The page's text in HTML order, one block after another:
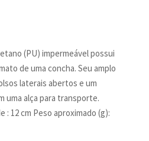
(PU) impermeável possui
de uma concha. Seu amplo
laterais abertos e um
uma alça para transporte.
: 12 cm Peso aproximado (g):